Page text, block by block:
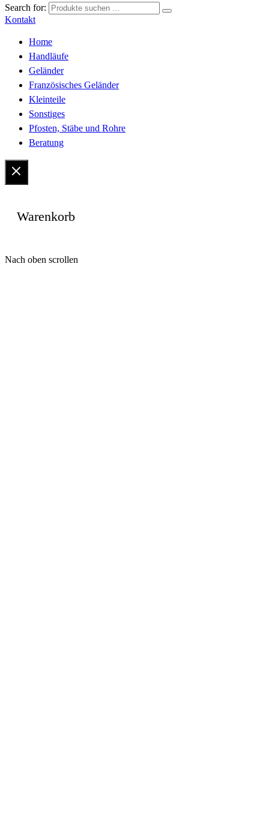
Search for:
Kontakt
Home
Handläufe
Geländer
Französisches Geländer
Kleinteile
Sonstiges
Pfosten, Stäbe und Rohre
Beratung
Warenkorb
Nach oben scrollen